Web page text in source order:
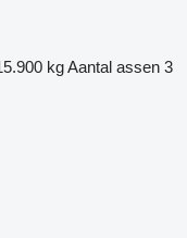
kgAantal assen 3